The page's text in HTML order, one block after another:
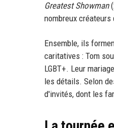
Greatest Showman
nombreux créateurs
Ensemble, ils
caritatives : Tom
LGBT+. Leur
les détails. Selon
d'invités, dont les